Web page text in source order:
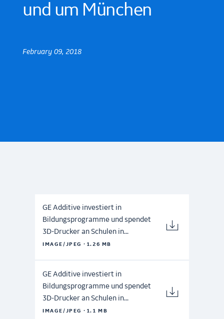
und um München
February 09, 2018
GE Additive investiert in
Bildungsprogramme und spendet
3D-Drucker an Schulen in...
IMAGE/JPEG · 1.26 MB
GE Additive investiert in
Bildungsprogramme und spendet
3D-Drucker an Schulen in...
IMAGE/JPEG · 1.1 MB